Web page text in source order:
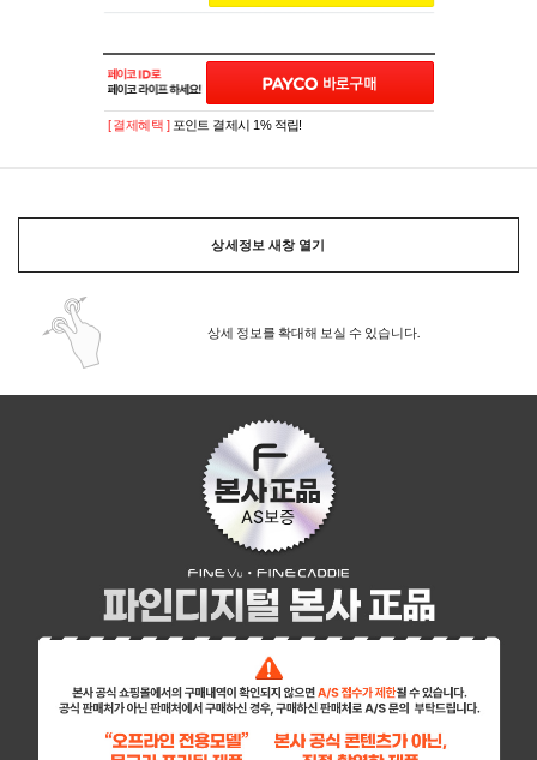
PAYCO 바로구매
[ 결제혜택 ] 포인트 결제시 1% 적립!
상세정보 새창 열기
상세 정보를 확대해 보실 수 있습니다.